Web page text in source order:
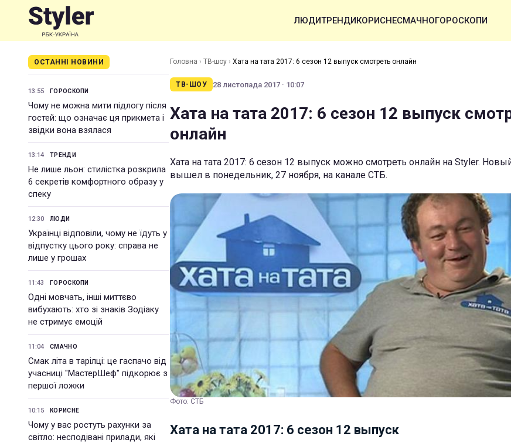
ЛЮДИТРЕНДИКОРИСНЕСМАЧНОГОРОСКОПИ
ОСТАННІ НОВИНИ
13:55 ГОРОСКОПИ
Чому не можна мити підлогу після
гостей: що означає ця прикмета і
звідки вона взялася
13:14 ТРЕНДИ
Не лише льон: стилістка розкрила
6 секретів комфортного образу у
спеку
12:30 ЛЮДИ
Українці відповіли, чому не їдуть у
відпустку цього року: справа не
лише у грошах
11:43 ГОРОСКОПИ
Одні мовчать, інші миттєво
вибухають: хто зі знаків Зодіаку
не стримує емоцій
11:04 СМАЧНО
Смак літа в тарілці: це гаспачо від
учасниці "МастерШеф" підкорює з
першої ложки
10:15 КОРИСНЕ
Чому у вас ростуть рахунки за
світло: несподівані прилади, які
Головна › ТВ-шоу › Хата на тата 2017: 6 сезон 12 выпуск смотреть онлайн
ТВ-ШОУ 28 листопада 2017 · 10:07
Хата на тата 2017: 6 сезон 12 выпуск
онлайн
Хата на тата 2017: 6 сезон 12 выпуск можно смотреть онлайн на Styler.
вышел в понедельник, 27 ноября, на канале СТБ.
Фото: СТБ
Хата на тата 2017: 6 сезон 12 выпуск